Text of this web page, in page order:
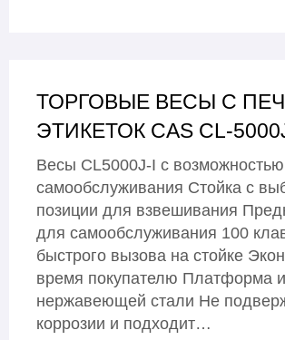
ТОРГОВЫЕ ВЕСЫ С
ЭТИКЕТОК CAS CL-
Весы CL5000J-I с возможностью
самообслуживания Стойка с
позиции для взвешивания
для самообслуживания 100
быстрого вызова на стойке
время покупателю Платформа
нержавеющей стали Не
коррозии и подходит…